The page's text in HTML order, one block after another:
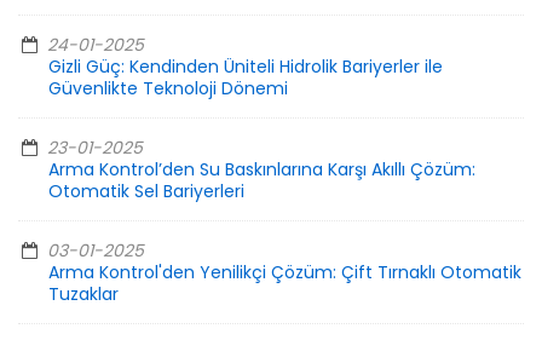
24-01-2025
Gizli Güç: Kendinden Üniteli Hidrolik Bariyerler ile
Güvenlikte Teknoloji Dönemi
23-01-2025
Arma Kontrol’den Su Baskınlarına Karşı Akıllı Çözüm:
Otomatik Sel Bariyerleri
03-01-2025
Arma Kontrol'den Yenilikçi Çözüm: Çift Tırnaklı Otomatik
Tuzaklar